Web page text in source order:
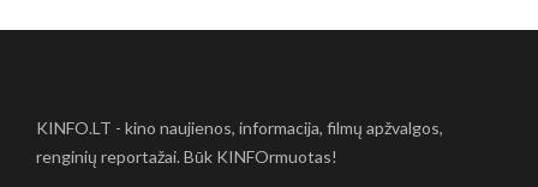
KINFO.LT - kino naujienos, informacija, filmų apžvalgos,
renginių reportažai. Būk KINFOrmuotas!